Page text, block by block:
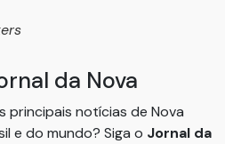
da Nova
notícias de Nova
e do mundo? Siga o Jornal da